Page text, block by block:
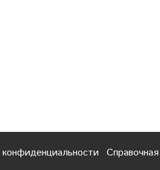
Справочная